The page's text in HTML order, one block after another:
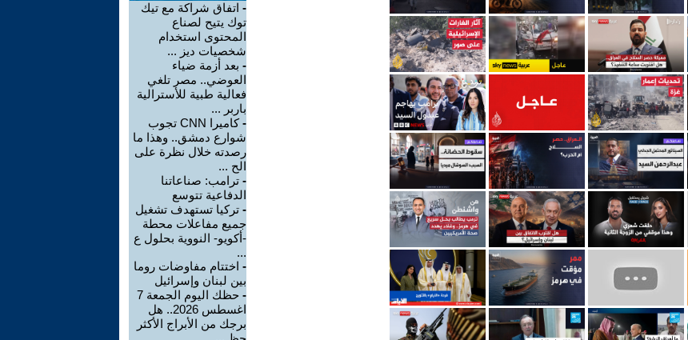
- اتفاق شراكة مع تيك
توك يتيح لصناع
المحتوى استخدام
شخصيات ديز ...
- بعد أزمة ضياء
العوضي.. مصر تلغي
فعالية طبية للأسترالية
باربر ...
-
كاميرا CNN تجوب
شوارع دمشق.. وهذا ما
رصدته خلال نظرة على
الح ...
- ترامب: صناعاتنا
الدفاعية تتوسع
- تركيا تستهدف تشغيل
جميع مفاعلات محطة
-أكويو- النووية بحلول ع
...
- اختتام مفاوضات روما
بين لبنان وإسرائيل
-
حظك اليوم الجمعة 7
اغسطس 2026.. هل
برجك من الأبراج الأكثر